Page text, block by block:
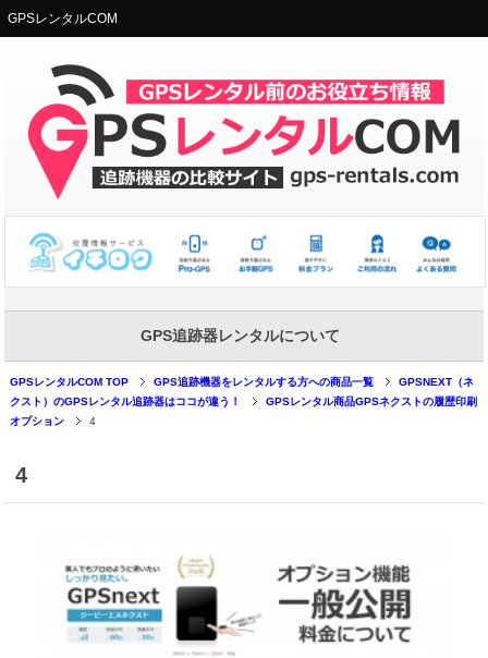
GPSレンタルCOM
GPS追跡器レンタルについて
GPSレンタルCOM TOP GPS追跡機器をレンタルする方への商品一覧
GPSNEXT（ネ
クスト）のGPSレンタル追跡器はココが違う！
GPSレンタル商品GPSネクストの履歴印刷
オプション
4
4